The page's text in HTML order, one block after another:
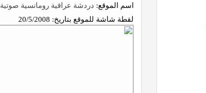
اسم الموقع: دردشة عراقية رومانسية صوتية
لقطة شاشة للموقع بتاريخ: